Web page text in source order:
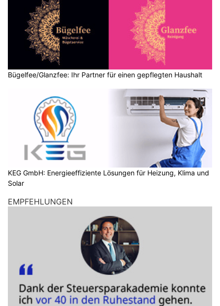
Bügelfee/Glanzfee: Ihr Partner für einen gepflegten Haushalt
KEG GmbH: Energieeffiziente Lösungen für Heizung, Klima und
Solar
EMPFEHLUNGEN